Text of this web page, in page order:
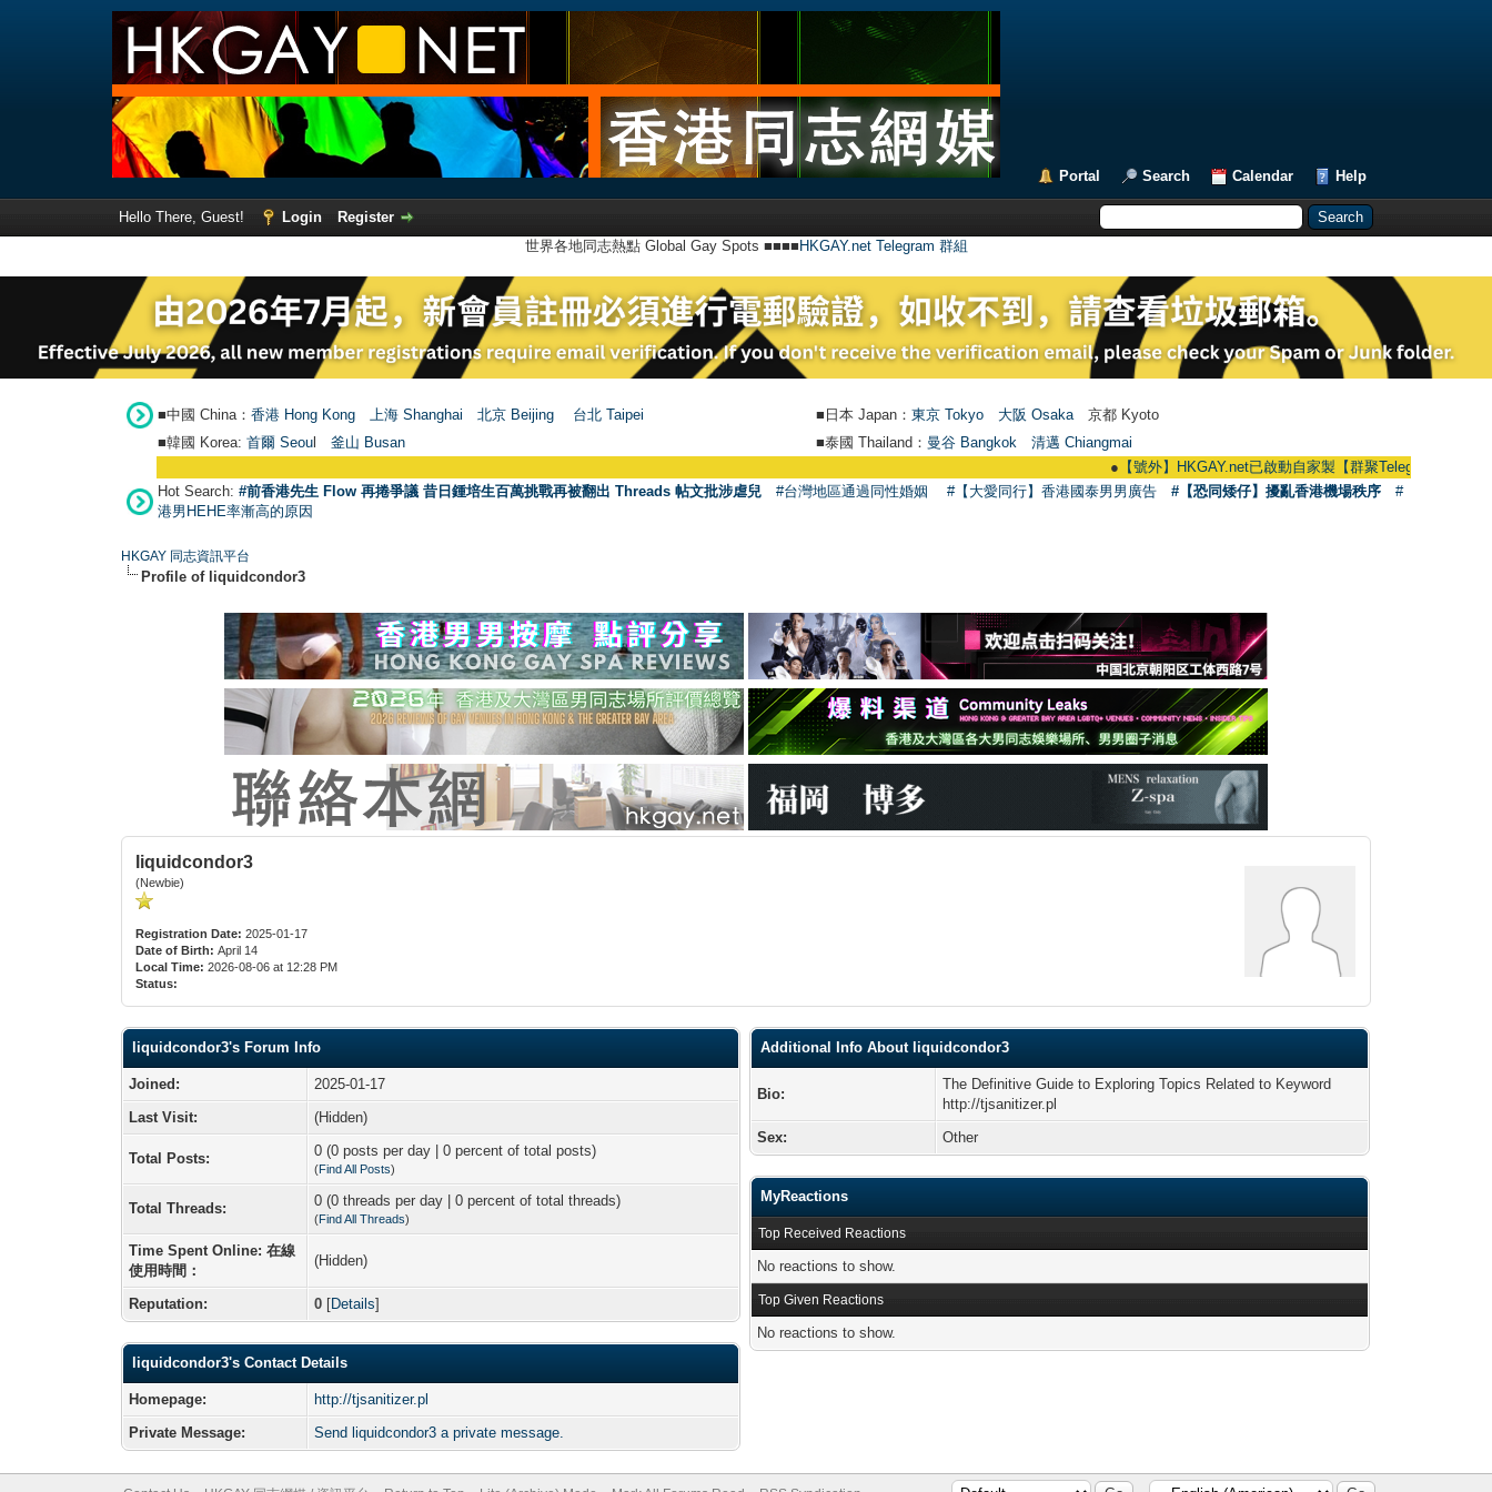
Portal Search Calendar Help
Hello There, Guest! Login
Register
世界各地同志熱點 Global Gay Spots ■■■■ HKGAY.net Telegram 群組
■中國 China： 香港 Hong Kong 上海 Shanghai 北京 Beijing 台北 Taipei ■日本 Japan： 東京 Tokyo 大阪 Osaka 京都 Kyoto
■韓國 Korea: 首爾 Seou 釜山 Busan ■泰國 Thailand： 曼谷 Bangkok
清邁 Chiangmai
【號外】HKGAY.net已啟動自家製【群聚Telegram群組】
Hot Search: #前香港先生 Flow 再捲爭議 昔日鍾培生百萬挑戰再被翻出 Threads 帖文批涉虐兒 #台灣地區通過同性婚姻 #【大愛同行】香港國泰男男廣告 #【恐同矮仔】擾亂香港機場秩序
#
港男HEHE率漸高的原因
HKGAY 同志資訊平台
Profile of liquidcondor3
liquidcondor3
(Newbie)
Registration Date: 2025-01-17
Date of Birth: April 14
Local Time: 2026-08-06 at 12:28 PM
Status:
liquidcondor3's Forum Info
Joined:
2025-01-17
Last Visit:
(Hidden)
Total Posts: 0 (0 posts per day | 0 percent of total posts)
(Find All Posts)
Total Threads: 0 (0 threads per day | 0 percent of total threads)
(Find All Threads)
Time Spent Online: 在線
使用時間：
(Hidden)
Reputation: 0 [Details]
liquidcondor3's Contact Details
Homepage:
http://tjsanitizer.pl
Private Message:
Send liquidcondor3 a private message.
Additional Info About liquidcondor3
Bio:
The Definitive Guide to Exploring Topics Related to Keyword
http://tjsanitizer.pl
Sex:
Other
MyReactions
Top Received Reactions
No reactions to show.
Top Given Reactions
No reactions to show.